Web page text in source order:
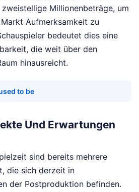
Millionenbeträge, um
Aufmerksamkeit zu
bedeutet dies eine
die weit über den
hinausreicht.
to be
Und Erwartungen
sind bereits mehrere
die sich derzeit in
der Postproduktion befinden.